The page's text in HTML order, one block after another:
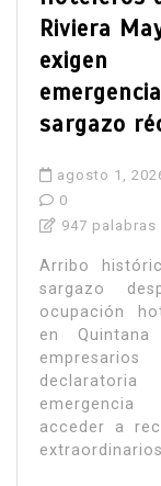
Riviera
exigen
sargazo
agosto 1,
0
947 palabras
Arribo
sargazo
ocupación
en Quintana
empresarios
emergencia
acceder a